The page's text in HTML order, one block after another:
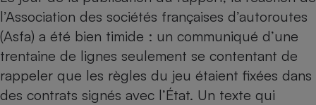
l’Association des sociétés françaises d’autoroutes
(Asfa) a été bien timide : un communiqué d’une
trentaine de lignes seulement se contentant de
rappeler que les règles du jeu étaient fixées dans
des contrats signés avec l’État. Un texte qui
Climatiseur -
Ventilateur
Antivirus
Ventilateur